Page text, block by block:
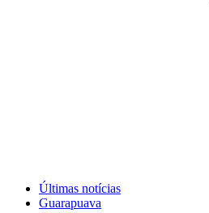
Últimas notícias
Guarapuava